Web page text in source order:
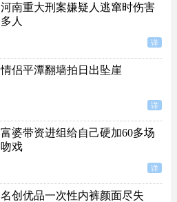
河南重大刑案嫌疑人逃窜时伤害
多人
详
情侣平潭翻墙拍日出坠崖
详
富婆带资进组给自己硬加60多场
吻戏
详
名创优品一次性内裤颜面尽失